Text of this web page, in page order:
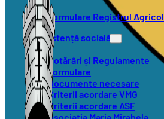
Formulare Registrul Agricol
Asistență socială
Hotărâri și Regulamente
Formulare
Documente necesare
Criterii acordare VMG
Criterii acordare ASF
Asociația Maria Mirabela